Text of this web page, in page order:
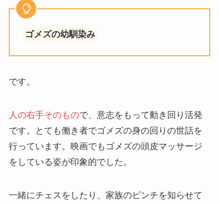
ゴメズの幼馴染み
です。
人の右手そのもので、意志をもって動き回り活発
です。とても働き者でゴメズの身の回りの世話を
行っています。映画でもゴメズの頭皮マッサージ
をしている姿が印象的でした。
一緒にチェスをしたり、家族のピンチを知らせて